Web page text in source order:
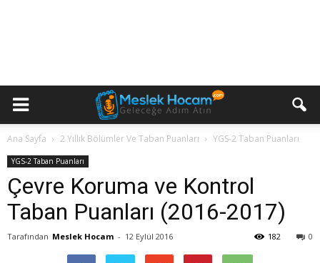
Ana Sayfa 2 Yıllık Bölümler Ve Taban Puanları YGS-2 Taban Puanları
YGS-2 Taban Puanları
Çevre Koruma ve Kontrol
Taban Puanları (2016-2017)
Tarafından Meslek Hocam - 12 Eylül 2016 0
182